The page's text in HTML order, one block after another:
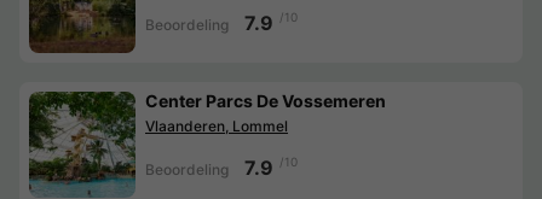
Beoordeling 7.9 /10
Center Parcs De Vossemeren
Vlaanderen, Lommel
Beoordeling 7.9 /10